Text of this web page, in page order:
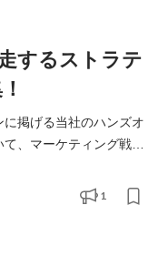
するストラテ
に掲げる当社のハンズオ
、マーケティング戦略
自社ブランド運営で培
トの多様な事業課題を
1